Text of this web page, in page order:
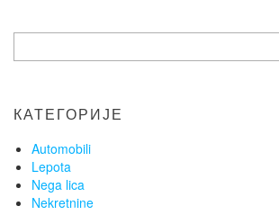
за:
КАТЕГОРИЈЕ
Automobili
Lepota
Nega lica
Nekretnine